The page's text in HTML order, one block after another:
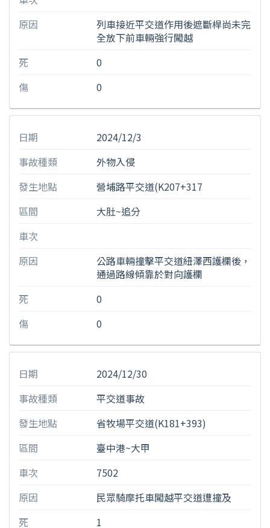
原因
列車接近平交道作用後遮斷桿尚未完
全放下前車輛強行闖越
死
0
傷
0
日期
2024/12/3
事故種類
外物入侵
發生地點
營埔路平交道(K207+317
區間
大肚~追分
車次
原因
公路車輛撞擊平交道紐澤西護欄後，
通過路線傾靠於對向護欄
死
0
傷
0
日期
2024/12/30
事故種類
平交道事故
發生地點
省牧場平交道(K181+393)
區間
臺中港~大甲
車次
7502
原因
民眾騎摩托車闖越平交道遭撞及
死
1